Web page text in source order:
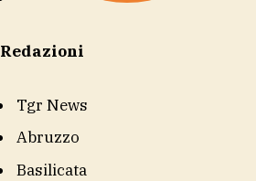
Redazioni
Tgr News
Abruzzo
Basilicata